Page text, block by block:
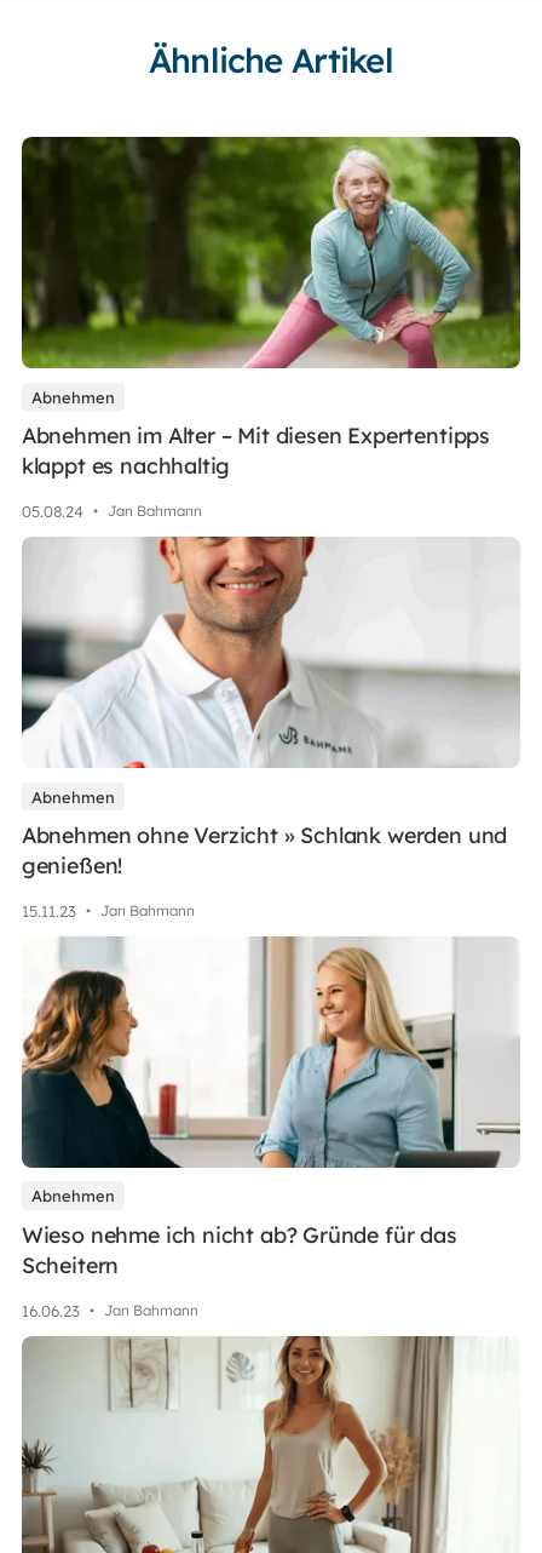
Ähnliche Artikel
Abnehmen
Abnehmen im Alter – Mit diesen Expertentipps
klappt es nachhaltig
05.08.24 • Jan Bahmann
Abnehmen
Abnehmen ohne Verzicht » Schlank werden und
genießen!
15.11.23 • Jan Bahmann
Abnehmen
Wieso nehme ich nicht ab? Gründe für das
Scheitern
16.06.23 • Jan Bahmann